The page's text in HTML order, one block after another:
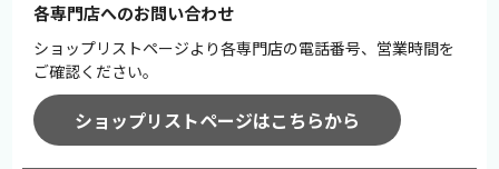
各専門店へのお問い合わせ
ショップリストページより各専門店の電話番号、営業時間を
ご確認ください。
ショップリストページはこちらから